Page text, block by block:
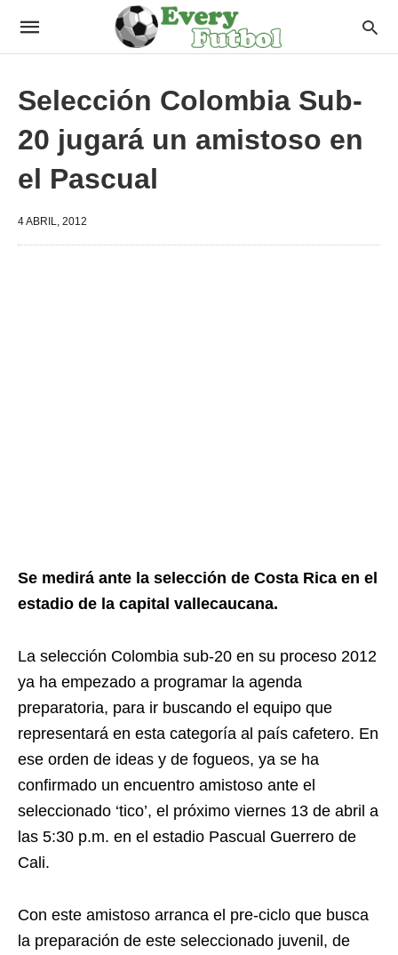
Selección Colombia Sub-
20 jugará un amistoso en
el Pascual
4 ABRIL, 2012
Se medirá ante la selección de Costa Rica en el
estadio de la capital vallecaucana.
La selección Colombia sub-20 en su proceso 2012
ya ha empezado a programar la agenda
preparatoria, para ir buscando el equipo que
representará en esta categoría al país cafetero. En
ese orden de ideas y de fogueos, ya se ha
confirmado un encuentro amistoso ante el
seleccionado ‘tico’, el próximo viernes 13 de abril a
las 5:30 p.m. en el estadio Pascual Guerrero de
Cali.
Con este amistoso arranca el pre-ciclo que busca
la preparación de este seleccionado juvenil, de